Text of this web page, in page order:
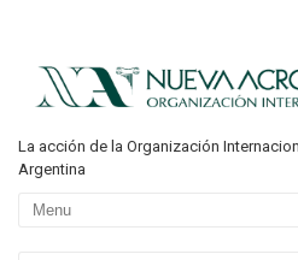
La acción de la Organización
Argentina